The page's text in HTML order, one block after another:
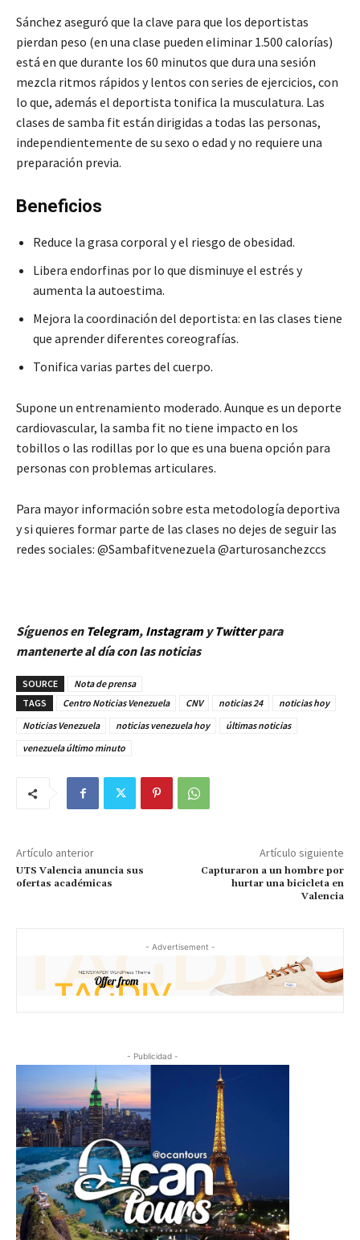
Sánchez aseguró que la clave para que los deportistas
pierdan peso (en una clase pueden eliminar 1.500 calorías)
está en que durante los 60 minutos que dura una sesión
mezcla ritmos rápidos y lentos con series de ejercicios, con
lo que, además el deportista tonifica la musculatura. Las
clases de samba fit están dirigidas a todas las personas,
independientemente de su sexo o edad y no requiere una
preparación previa.
Beneficios
Reduce la grasa corporal y el riesgo de obesidad.
Libera endorfinas por lo que disminuye el estrés y
aumenta la autoestima.
Mejora la coordinación del deportista: en las clases tiene
que aprender diferentes coreografías.
Tonifica varias partes del cuerpo.
Supone un entrenamiento moderado. Aunque es un deporte
cardiovascular, la samba fit no tiene impacto en los
tobillos o las rodillas por lo que es una buena opción para
personas con problemas articulares.
Para mayor información sobre esta metodología deportiva
y si quieres formar parte de las clases no dejes de seguir las
redes sociales: @Sambafitvenezuela @arturosanchezccs
Síguenos en Telegram, InstagramyTwitterpara
mantenerte al día con las noticias
SOURCE
Nota de prensa
TAGS
Centro Noticias Venezuela CNV noticias 24
noticias hoy
Noticias Venezuela
noticias venezuela hoy
últimas noticias
venezuela último minuto
Artículo anterior
UTS Valencia anuncia sus
ofertas académicas
Artículo siguiente
Capturaron a un hombre por
hurtar una bicicleta en
Valencia
- Advertisement -
- Publicidad -